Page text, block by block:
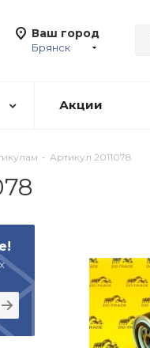
Ваш город
Брянск
Акции
- Артикул 2011078